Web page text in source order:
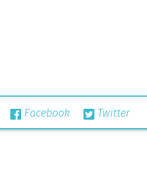
Facebook Twitter